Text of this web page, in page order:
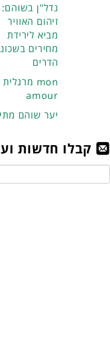
נדל"ן בשוהם:
זיהום האוויר
מביא לירידת
מחירים
הדרים
מרגלית mon
amour
יער שוהם
קבלו חדשות